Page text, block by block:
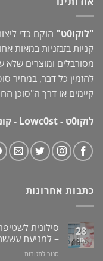
"לוקו0ט"
הוקם כדי
קניות בזבזניות במאות
מסורבלים ומוצרים
להזמין כל דבר, במחיר
קיימים או דרך ה"סוכן
לוקו0ט - Lowc0st - קונים בחכמה באינטרנט!
כתבות אחרונות
28
אוג
סילונית
– למניעת
סגור לתגובות